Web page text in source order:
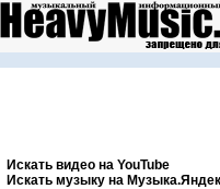
Искать видео на YouTube
Искать музыку на